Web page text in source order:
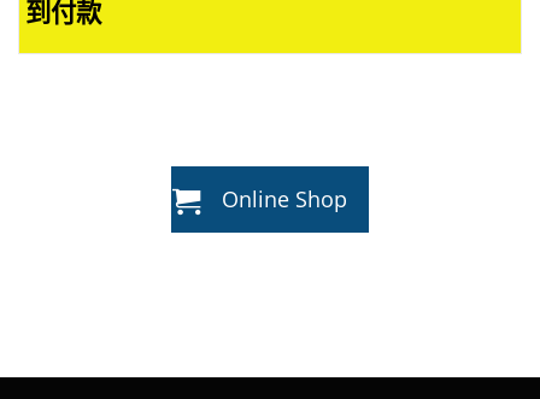
到付款
Online Shop